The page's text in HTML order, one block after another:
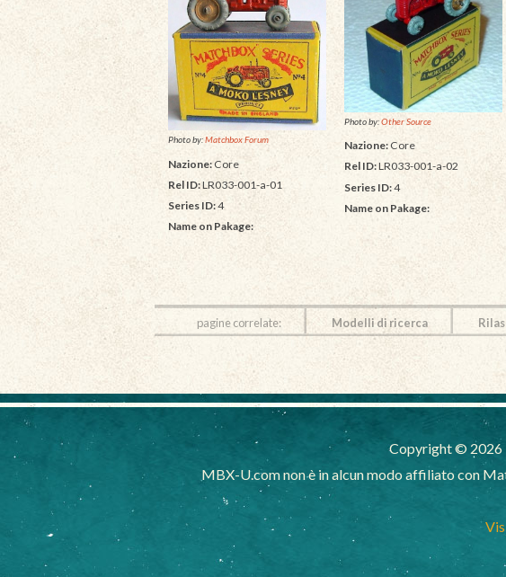
Photo by:Matchbox Forum
Nazione:Core
Rel ID:LR033-001-a-01
Series ID:4
Name on Pakage:
Photo by:Other Source
Nazione: Core
Rel ID:LR033-001-a-02
Series ID:4
Name on Pakage:
pagine correlate: Modelli di ricerca
Copyright © 2026
MBX-U.com non è in alcun modo affiliato con